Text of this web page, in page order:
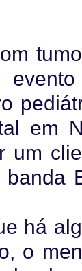
em
um
há
o